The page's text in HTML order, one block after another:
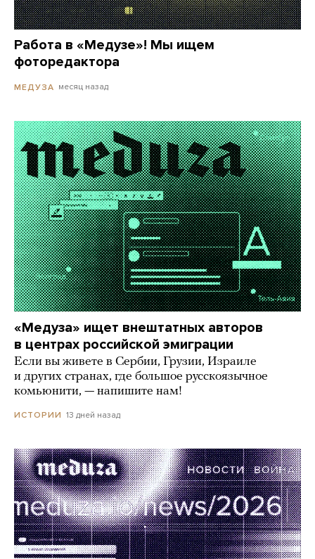
Работа в «Медузе»! Мы ищем
фоторедактора
МЕДУЗА месяц назад
«Медуза» ищет внештатных авторов
в центрах российской эмиграции
Если вы живете в Сербии, Грузии, Израиле
и других странах, где большое русскоязычное
комьюнити, — напишите нам!
ИСТОРИИ 13 дней назад